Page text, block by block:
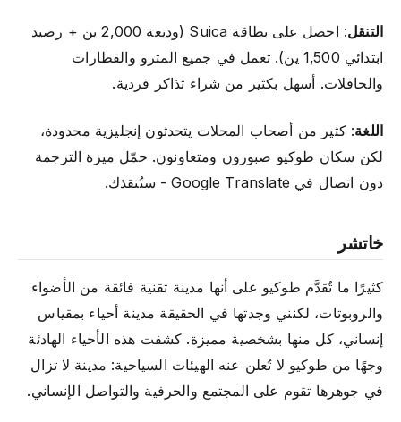
التنقل
: احصل على بطاقة Suica (وديعة 2,000 ين + رصيد
ابتدائي 1,500 ين). تعمل في جميع المترو والقطارات
والحافلات. أسهل بكثير من شراء تذاكر فردية.
اللغة: كثير من أصحاب المحلات يتحدثون إنجليزية محدودة،
لكن سكان طوكيو صبورون ومتعاونون. حمّل ميزة الترجمة
دون اتصال في Google Translate - ستُنقذك.
خاتشر
كثيرًا ما تُقدَّم طوكيو على أنها مدينة تقنية فائقة من الأضواء
والروبوتات، لكنني وجدتها في الحقيقة مدينة أحياء بمقياس
إنساني، كل منها بشخصية مميزة. كشفت هذه الأحياء الهادئة
وجهًا من طوكيو لا تُعلن عنه الهيئات السياحية: مدينة لا تزال
في جوهرها تقوم على المجتمع والحرفية والتواصل الإنساني.